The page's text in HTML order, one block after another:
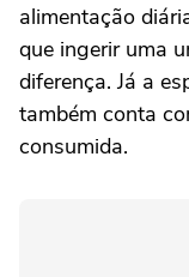
alimentação
que ingerir uma
diferença. Já a
também conta
consumida.